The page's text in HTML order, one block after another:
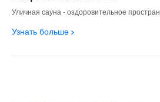
Уличная сауна - оздоровительное
Узнать больше